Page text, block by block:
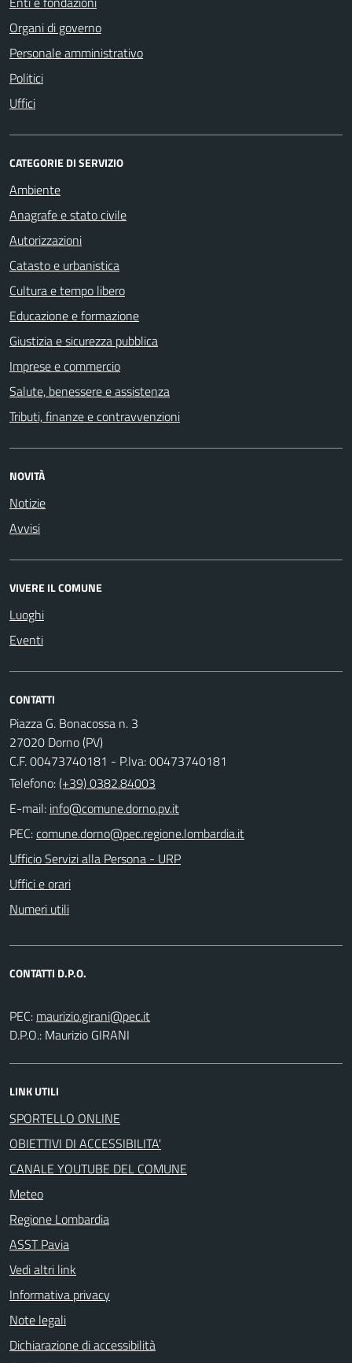
Organi di governo
Personale amministrativo
Politici
Uffici
CATEGORIE DI SERVIZIO
Ambiente
Anagrafe e stato civile
Autorizzazioni
Catasto e urbanistica
Cultura e tempo libero
Educazione e formazione
Giustizia e sicurezza pubblica
Imprese e commercio
Salute, benessere e assistenza
Tributi, finanze e contravvenzioni
NOVITÀ
Notizie
Avvisi
VIVERE IL COMUNE
Luoghi
Eventi
CONTATTI
Piazza G. Bonacossa n. 3
27020 Dorno (PV)
C.F. 00473740181 - P.Iva: 00473740181
Telefono:(+39) 0382.84003
E-mail:
PEC:
Ufficio Servizi alla Persona - URP
Uffici e orari
Numeri utili
CONTATTI D.P.O.
PEC:
D.P.O.: Maurizio GIRANI
LINK UTILI
SPORTELLO ONLINE
OBIETTIVI DI ACCESSIBILITA'
CANALE YOUTUBE DEL COMUNE
Meteo
Regione Lombardia
ASST Pavia
Vedi altri link
Informativa privacy
Note legali
Dichiarazione di accessibilità